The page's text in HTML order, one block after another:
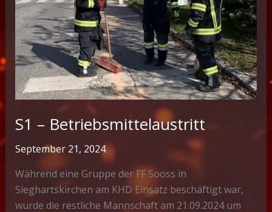
S1 – Betriebsmittelaustritt
September 21, 2024
Während eine Gruppe der FF Sooss in
Sieghartskirchen am KHD Einsatz beschäftigt war,
wurde die restliche Mannschaft am 21.09.2024 um